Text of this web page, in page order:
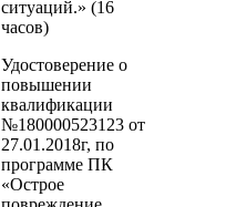
ситуаций.» (16
часов)
Удостоверение о
повышении
квалификации
№180000523123 от
27.01.2018г, по
программе ПК
«Острое